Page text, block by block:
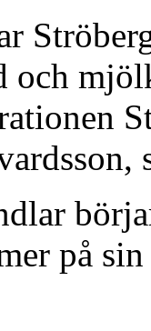
och
på